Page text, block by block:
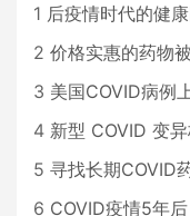
1 后疫情时代的健
2 价格实惠的药物
3 美国COVID病例
4 新型 COVID 变异株
5 寻找长期COVID
6 COVID疫情5年后